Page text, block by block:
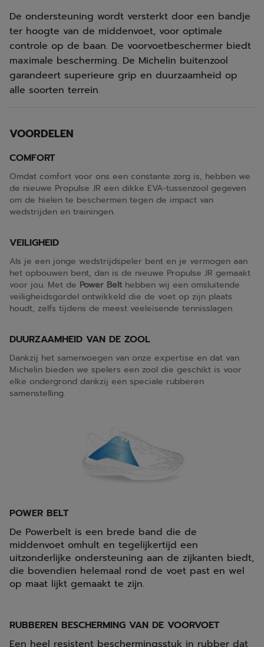
De ondersteuning wordt versterkt door een bandje
ter hoogte van de middenvoet, voor optimale
controle op de baan. De voorvoetbeschermer biedt
maximale bescherming. De Michelin buitenzool
garandeert superieure grip en duurzaamheid op
alle soorten terrein.
VOORDELEN
COMFORT
Omdat comfort voor ons een constante zorg is, hebben we
de nieuwe Propulse JR een dikke EVA-tussenzool gegeven
om de hielen te beschermen tegen de impact van
wedstrijden en trainingen.
VEILIGHEID
Als je een jonge wedstrijdspeler bent en je vermogen aan
het opbouwen bent, dan is de nieuwe Propulse JR gemaakt
voor jou. Met de Power Belthebben wij een omsluitende
veiligheidsgordel ontwikkeld die de voet op zijn plaats
houdt, zelfs tijdens de meest veeleisende tennisslagen.
DUURZAAMHEID VAN DE ZOOL
Dankzij het samenvoegen van onze expertise en dat van
Michelin bieden we spelers een zool die geschikt is voor
elke ondergrond dankzij een speciale rubberen
samenstelling.
POWER BELT
De Powerbelt is een brede band die de
middenvoet omhult en tegelijkertijd een
uitzonderlijke ondersteuning aan de zijkanten biedt,
die bovendien helemaal rond de voet past en wel
op maat lijkt gemaakt te zijn.
RUBBEREN BESCHERMING VAN DE VOORVOET